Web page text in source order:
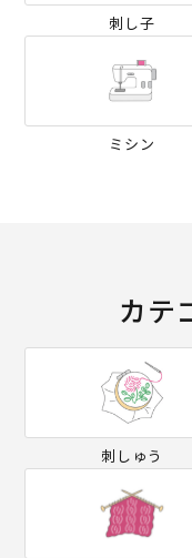
刺し子
ミシン
カテ
刺しゅう